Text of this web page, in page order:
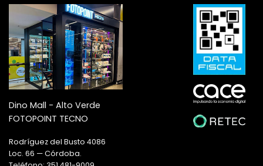
Dino Mall - Alto Verde
FOTOPOINT TECNO
Rodríguez del Busto 4086
Loc. 66 — Córdoba.